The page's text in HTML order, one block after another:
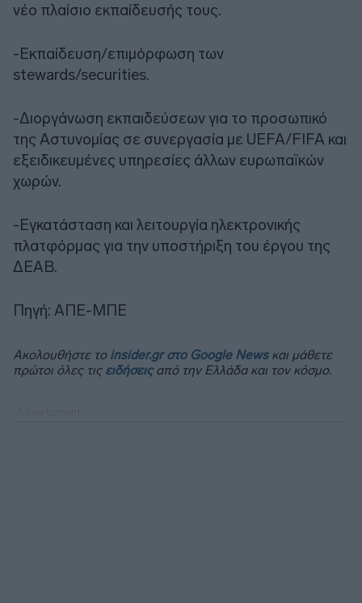
νέο πλαίσιο εκπαίδευσής τους.
-Εκπαίδευση/επιμόρφωση των
stewards/securities.
-Διοργάνωση εκπαιδεύσεων για το προσωπικό
της Αστυνομίας σε συνεργασία με UEFA/FIFA και
εξειδικευμένες υπηρεσίες άλλων ευρωπαϊκών
χωρών.
-Εγκατάσταση και λειτουργία ηλεκτρονικής
πλατφόρμας για την υποστήριξη του έργου της
ΔΕΑΒ.
Πηγή: ΑΠΕ-ΜΠΕ
Ακολουθήστε το insider.gr στο Google Newsκαι μάθετε
πρώτοι όλες τις ειδήσειςαπό την Ελλάδα και τον κόσμο.